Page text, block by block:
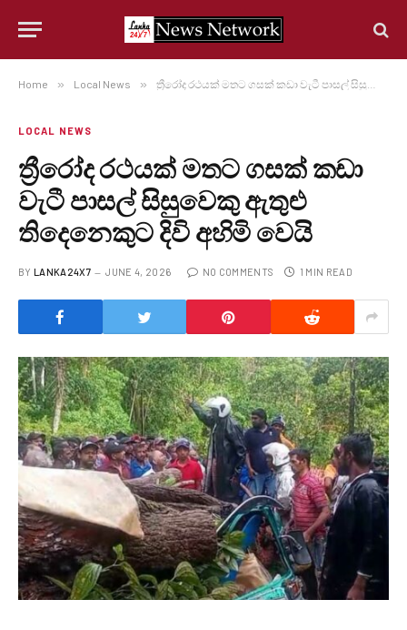
Home » Local News » ත්‍රීරෝද රථයක් මතට ගසක් කඩා වැටී පාසල් සිසුවෙකු ඇතුළු තිදෙනෙකුට දිවි අහිමි වෙයි
LOCAL NEWS
ත්‍රීරෝද රථයක් මතට ගසක් කඩා
වැටී පාසල් සිසුවෙකු ඇතුළු
තිදෙනෙකුට දිවි අහිමි වෙයි
BY LANKA24X7 JUNE 4, 2026 NO COMMENTS 1 MIN READ